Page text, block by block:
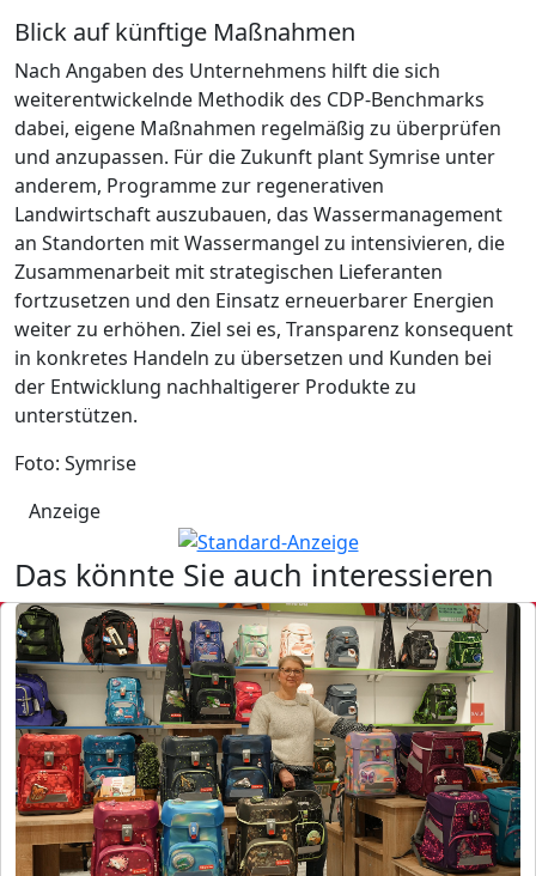
Blick auf künftige Maßnahmen
Nach Angaben des Unternehmens hilft die sich
weiterentwickelnde Methodik des CDP-Benchmarks
dabei, eigene Maßnahmen regelmäßig zu überprüfen
und anzupassen. Für die Zukunft plant Symrise unter
anderem, Programme zur regenerativen
Landwirtschaft auszubauen, das Wassermanagement
an Standorten mit Wassermangel zu intensivieren, die
Zusammenarbeit mit strategischen Lieferanten
fortzusetzen und den Einsatz erneuerbarer Energien
weiter zu erhöhen. Ziel sei es, Transparenz konsequent
in konkretes Handeln zu übersetzen und Kunden bei
der Entwicklung nachhaltigerer Produkte zu
unterstützen.
Foto: Symrise
Anzeige
Das könnte Sie auch interessieren